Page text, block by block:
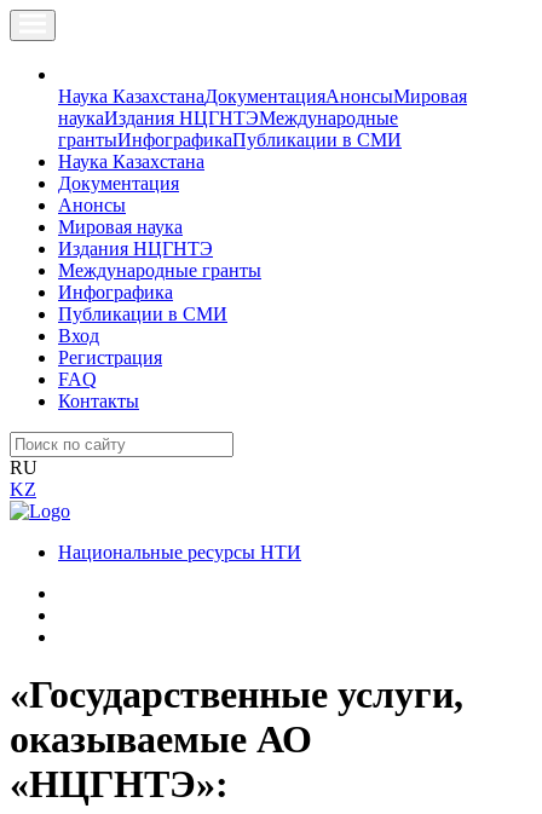
Наука КазахстанаДокументацияАнонсыМировая
наукаИздания НЦГНТЭМеждународные
грантыИнфографикаПубликации в СМИ
Наука Казахстана
Документация
Анонсы
Мировая наука
Издания НЦГНТЭ
Международные гранты
Инфографика
Публикации в СМИ
Вход
Регистрация
FAQ
Контакты
RU
KZ
Национальные ресурсы НТИ
«Государственные услуги,
оказываемые АО
«НЦГНТЭ»: